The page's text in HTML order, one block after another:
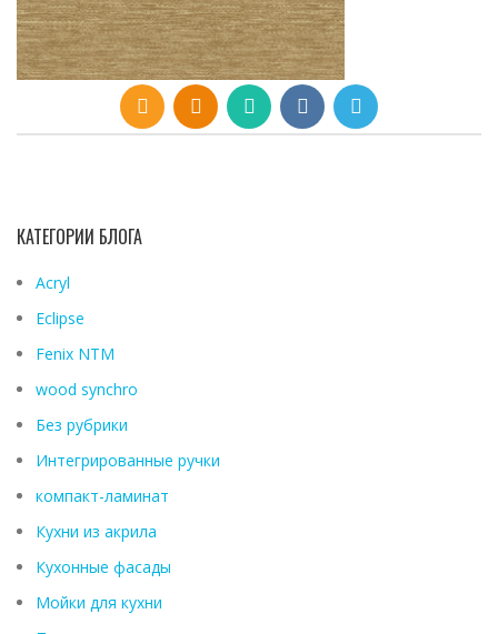
КАТЕГОРИИ БЛОГА
Acryl
Eclipse
Fenix ​​NTM
wood synchro
Без рубрики
Интегрированные ручки
компакт-ламинат
Кухни из акрила
Кухонные фасады
Мойки для кухни